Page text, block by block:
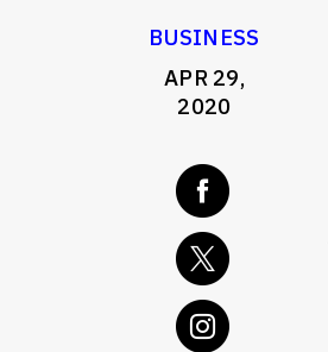
BUSINESS
APR 29,
2020